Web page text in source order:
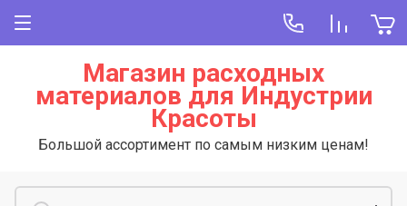
Магазин расходных
материалов для Индустрии
Красоты
Большой ассортимент по самым низким ценам!